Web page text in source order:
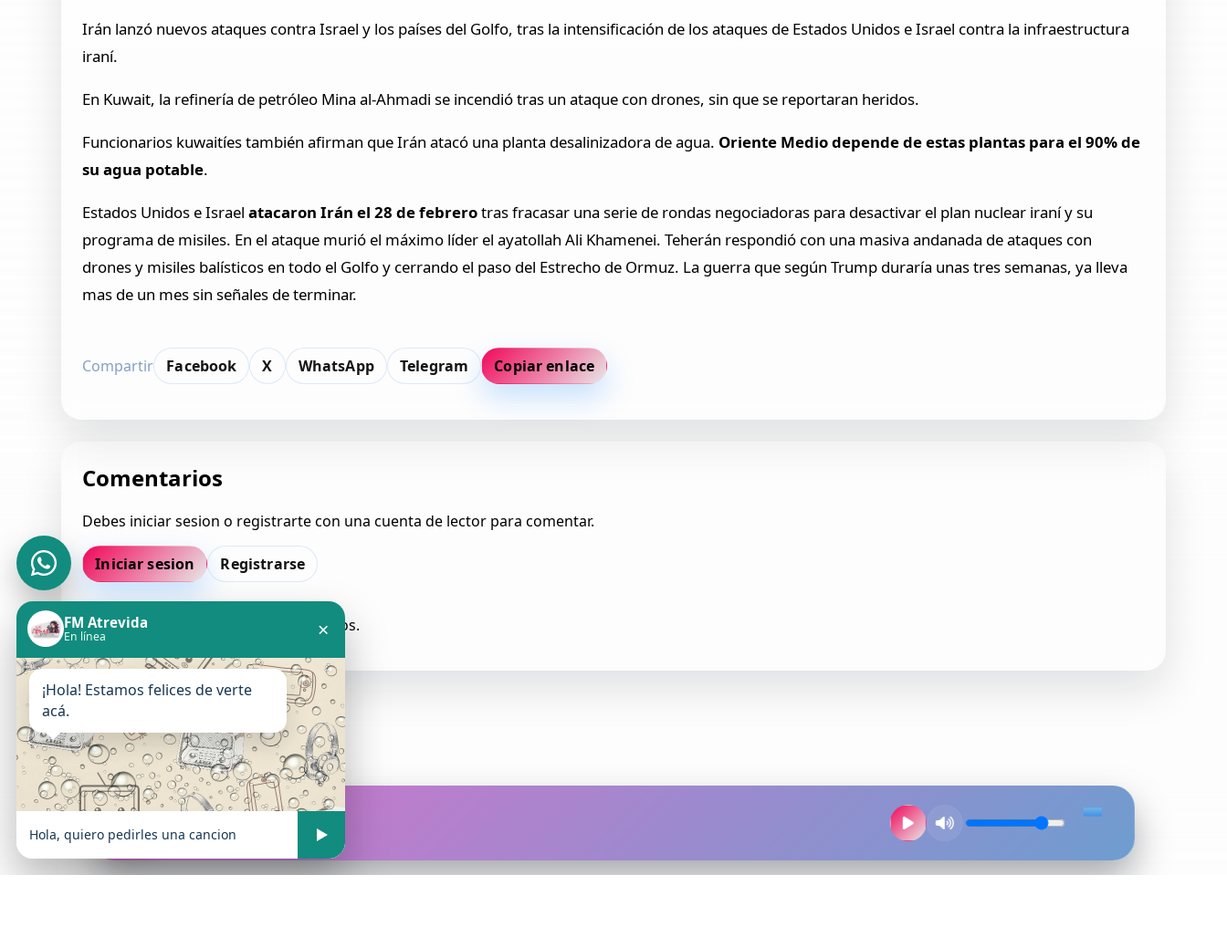
Irán lanzó nuevos ataques contra Israel y los países del Golfo, tras la intensificación de los ataques de Estados Unidos e Israel contra la infraestructura
iraní.
En Kuwait, la refinería de petróleo Mina al-Ahmadi se incendió tras un ataque con drones, sin que se reportaran heridos.
Funcionarios kuwaitíes también afirman que Irán atacó una planta desalinizadora de agua. Oriente Medio depende de estas plantas para el 90% de
su agua potable.
Estados Unidos e Israelatacaron Irán el 28 de febrerotras fracasar una serie de rondas negociadoras para desactivar el plan nuclear iraní y su
programa de misiles. En el ataque murió el máximo líder el ayatollah Ali Khamenei. Teherán respondió con una masiva andanada de ataques con
drones y misiles balísticos en todo el Golfo y cerrando el paso del Estrecho de Ormuz. La guerra que según Trump duraría unas tres semanas, ya lleva
mas de un mes sin señales de terminar.
Compartir Facebook X WhatsApp Telegram Copiar enlace
Comentarios
Debes iniciar sesion o registrarte con una cuenta de lector para comentar.
Iniciar sesion Registrarse
Todavia no hay comentarios aprobados.
FM Atrevida
En vivo
FM Atrevida
En línea ×
¡Hola! Estamos felices de verte
acá.